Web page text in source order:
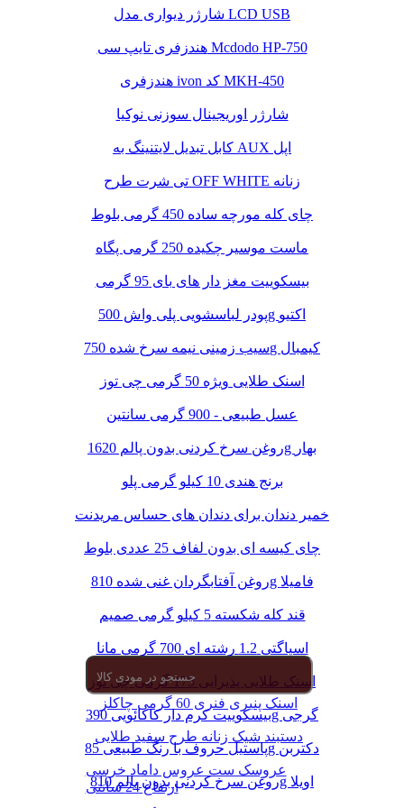
اسنک پنیری فنری 60 گرمی چاکلز
دستبند شیک زنانه طرح سفید طلایی
عروسک ست عروس داماد خرسی
ارتفاع 24 سانتی
شارژر دیواری مدل LCD USB
هندزفری تایپ سی Mcdodo HP-750
هندزفری ivon کد MKH-450
شارژر اوریجینال سوزنی نوکیا
کابل تبدیل لایتنینگ به AUX اپل
تی شرت طرح OFF WHITE زنانه
چای کله مورچه ساده 450 گرمی بلوط
ماست موسیر چکیده 250 گرمی پگاه
بیسکوییت مغز دار های بای 95 گرمی
پودر لباسشویی پلی واش 500g اکتیو
سیب زمینی نیمه سرخ شده 750g کیمبال
اسنک طلایی ویژه 50 گرمی چی توز
عسل طبیعی - 900 گرمی سانتین
روغن سرخ کردنی بدون پالم 1620g بهار
برنج هندی 10 کیلو گرمی پلو
خمیر دندان برای دندان های حساس مریدنت
چای کیسه ای بدون لفاف 25 عددی بلوط
روغن آفتابگردان غنی شده 810g فامیلا
قند کله شکسته 5 کیلو گرمی صمیم
اسپاگتی 1.2 رشته ای 700 گرمی مانا
اسنک طلایی پذیرایی 175 گرمی چی توز
بیسکوییت کرم دار کاکائویی 390g گرجی
پاستیل حروف با رنگ طبیعی 85g دکتربن
روغن سرخ کردنی بدون پالم 810g اویلا